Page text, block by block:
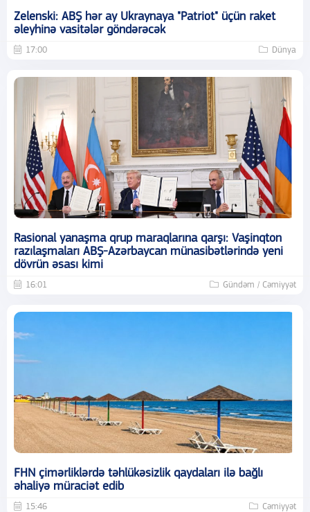
Zelenski: ABŞ hər ay Ukraynaya "Patriot" üçün raket
əleyhinə vasitələr göndərəcək
17:00 Dünya
Rasional yanaşma qrup maraqlarına qarşı: Vaşinqton
razılaşmaları ABŞ-Azərbaycan münasibətlərində yeni
dövrün əsası kimi
16:01 Gündəm / Cəmiyyət
FHN çimərliklərdə təhlükəsizlik qaydaları ilə bağlı
əhaliyə müraciət edib
15:46 Cəmiyyət